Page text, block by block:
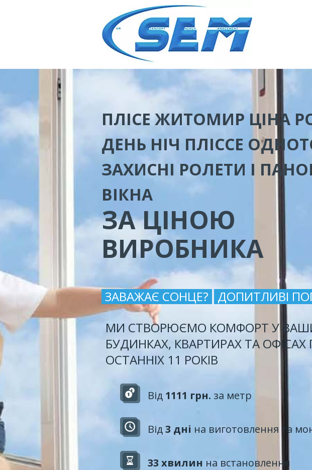
ПЛІСЕ ЖИТОМИР ЦІНА
ДЕНЬ НІЧ ПЛІССЕ
ЗАХИСНІ РОЛЕТИ І
ВІКНА
ЗА ЦІНОЮ
ВИРОБНИКА
ЗАВАЖАЄ СОНЦЕ?
ДОПИТЛИВІ
МИ СТВОРЮЄМО КОМФОРТ У
БУДИНКАХ, КВАРТИРАХ ТА
ОСТАННІХ 11 РОКІВ
Від 1111 грн. за метр
Від3 дні на виготовлення та
33 хвилин на встановлення